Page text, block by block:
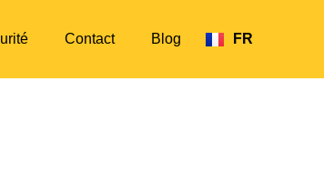
Contact Blog FR
EN